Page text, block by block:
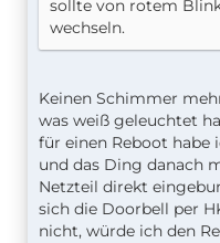
sollte von rotem
wechseln.
Keinen Schimmer
was weiß geleuchtet
für einen Reboot habe
und das Ding danach
Netzteil direkt
sich die Doorbell per
nicht, würde ich den